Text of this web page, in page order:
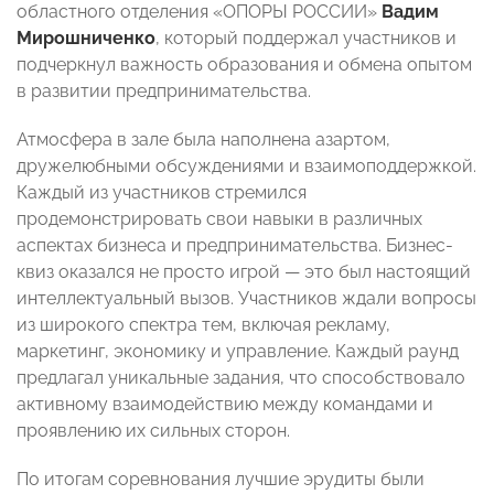
областного отделения «ОПОРЫ РОССИИ» Вадим
Мирошниченко, который поддержал участников и
подчеркнул важность образования и обмена опытом
в развитии предпринимательства.
Атмосфера в зале была наполнена азартом,
дружелюбными обсуждениями и взаимоподдержкой.
Каждый из участников стремился
продемонстрировать свои навыки в различных
аспектах бизнеса и предпринимательства. Бизнес-
квиз оказался не просто игрой — это был настоящий
интеллектуальный вызов. Участников ждали вопросы
из широкого спектра тем, включая рекламу,
маркетинг, экономику и управление. Каждый раунд
предлагал уникальные задания, что способствовало
активному взаимодействию между командами и
проявлению их сильных сторон.
По итогам соревнования лучшие эрудиты были